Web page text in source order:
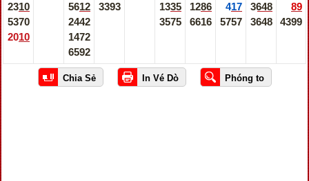
2310
5370
2010
5612
2442
1472
6592
3393
1335
3575
1286
6616
417
5757
3648
3648
89
4399